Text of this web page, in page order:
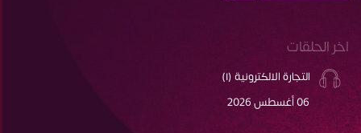
اخر الحلقات
التجارة الالكترونية (١)
06 أغسطس 2026